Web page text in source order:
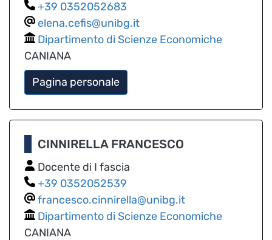
0352052683
elena.cefis@unibg.it
Dipartimento di Scienze Economiche
CANIANA
Pagina personale
CINNIRELLA FRANCESCO
Docente di I fascia
0352052539
francesco.cinnirella@unibg.it
Dipartimento di Scienze Economiche
CANIANA